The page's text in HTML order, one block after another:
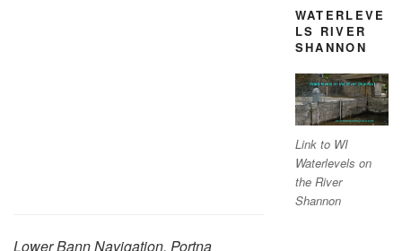
Lower Bann Navigation, Portna
WATERLEVE
LS RIVER
SHANNON
Link to WI
Waterlevels on
the River
Shannon